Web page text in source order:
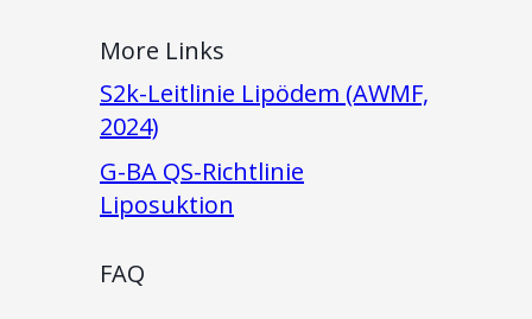
More Links
S2k-Leitlinie Lipödem (AWMF,
2024)
G-BA QS-Richtlinie
Liposuktion
FAQ